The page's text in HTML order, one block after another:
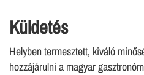
Küldetés
Helyben termesztett, kiváló
hozzájárulni a magyar